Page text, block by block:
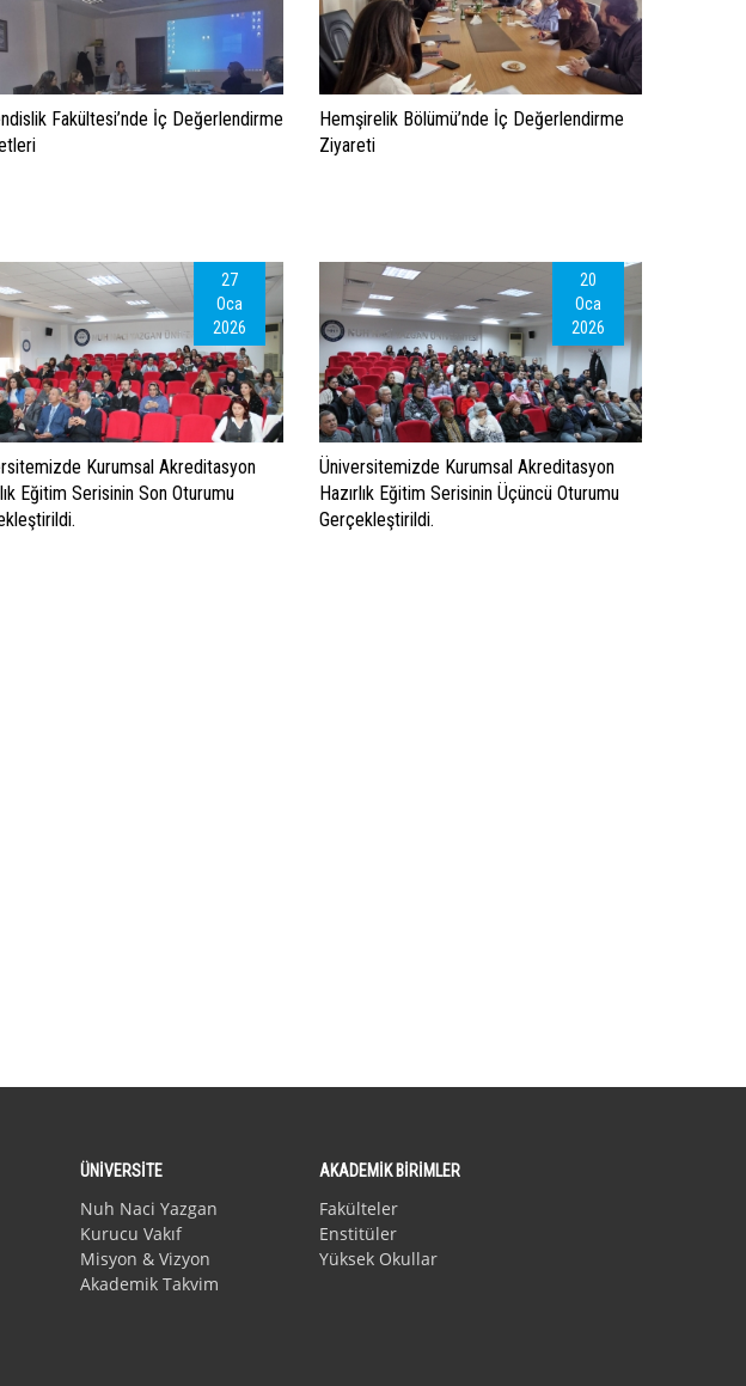
Fakültesi’nde İç Değerlendirme
Hemşirelik Bölümü’nde İç Değerlendirme
Ziyareti
27
Oca
2026
Kurumsal Akreditasyon
Eğitim Serisinin Son Oturumu
20
Oca
2026
Üniversitemizde Kurumsal Akreditasyon
Hazırlık Eğitim Serisinin Üçüncü Oturumu
Gerçekleştirildi.
ÜNİVERSİTE
Nuh Naci Yazgan
Kurucu Vakıf
Misyon & Vizyon
Akademik Takvim
AKADEMİK BİRİMLER
Fakülteler
Enstitüler
Yüksek Okullar